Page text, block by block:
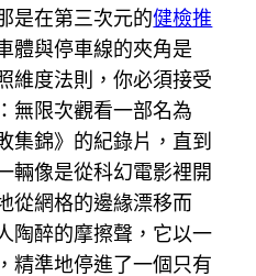
是在第三次元的健檢推
體與停車線的夾角是
度法則，你必須接受
無限次觀看一部名為
集錦》的紀錄片，直到
輛像是從科幻電影裡開
從網格的邊緣漂移而
陶醉的摩擦聲，它以一
精準地停進了一個只有